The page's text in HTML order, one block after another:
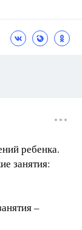
ребенка.
занятия:
–